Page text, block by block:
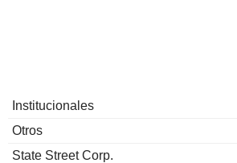
Institucionales
Otros
State Street Corp.